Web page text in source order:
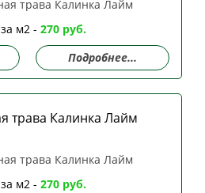
м2 - 270 руб.
Подробнее...
трава Калинка Лайм
м2 - 270 руб.